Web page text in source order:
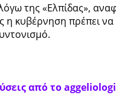
της «Ελπίδας»,
πρέπει να
από το